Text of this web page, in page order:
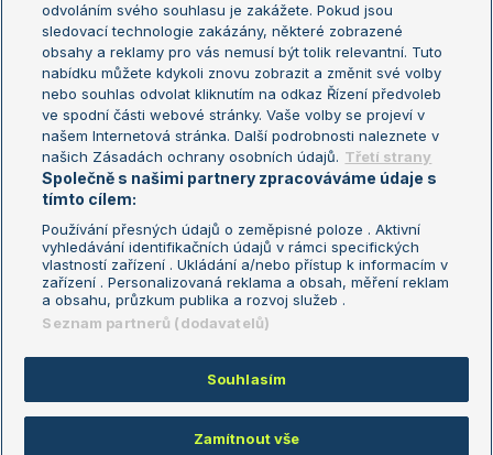
Turnaj mistrů
Turnaj mistryň
Aktualní trendy
Fotbalové přestupy
Livesport Daily
LS Prague Open
Podmínky užití
Nastavení soukromí
GDPR a žurnalistika
Reklama
Kontakt
Informace o zpracování osobních
údajů
Copyright © 2008-2026 TenisPortal.cz. Využíváme zpravodajství ČTK.
odvoláním svého souhlasu je zakážete. Pokud jsou
sledovací technologie zakázány, některé zobrazené
obsahy a reklamy pro vás nemusí být tolik relevantní. Tuto
nabídku můžete kdykoli znovu zobrazit a změnit své volby
nebo souhlas odvolat kliknutím na odkaz Řízení předvoleb
ve spodní části webové stránky. Vaše volby se projeví v
našem Internetová stránka. Další podrobnosti naleznete v
našich Zásadách ochrany osobních údajů. Třetí strany
Společně s našimi partnery zpracováváme údaje s
tímto cílem:
Používání přesných údajů o zeměpisné poloze . Aktivní
vyhledávání identifikačních údajů v rámci specifických
vlastností zařízení . Ukládání a/nebo přístup k informacím v
zařízení . Personalizovaná reklama a obsah, měření reklam
a obsahu, průzkum publika a rozvoj služeb .
Seznam partnerů (dodavatelů)
Souhlasím
Zamítnout vše